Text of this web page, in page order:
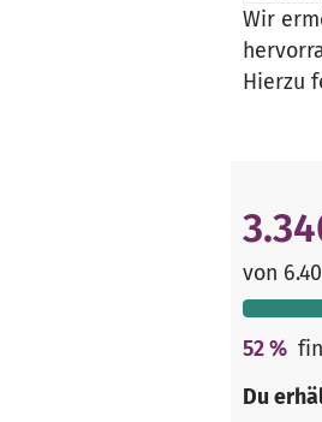
Wir
Hierzu
von
52%
Du